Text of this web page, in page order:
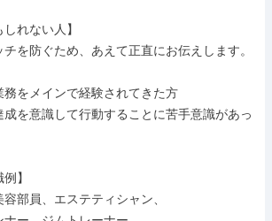
れない人】
を防ぐため、あえて正直にお伝えします。
務をメインで経験されてきた方
成を意識して行動することに苦手意識があっ
】
部員、エステティシャン、